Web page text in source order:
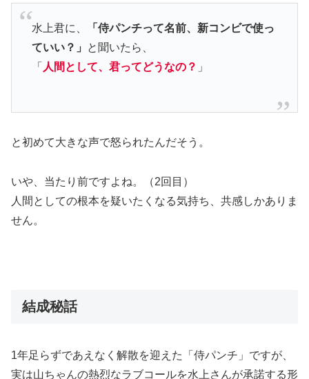
水上君に、
「侍パンチって名前、新コンビで使っ
ていい？」
と聞いたら、
「 人間として、君ってどうなの？ 」
と初めて大きな声で怒られたんだそう。
いや、当たり前ですよね。
（2回目）
人間としての根本を疑いたくなる気持ち、共感しかありま
せん。
結成秘話
1年足らずであえなく解散を迎えた「侍パンチ」ですが、
実は山ちゃんの熱烈なラブコールを水上さんが承諾する形